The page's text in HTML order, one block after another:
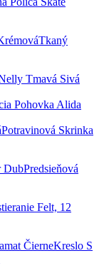
Tkaný
Tmavá Sivá
Pohovka Alida
Potravinová Skrinka
Predsieňová
Felt, 12
Kreslo S